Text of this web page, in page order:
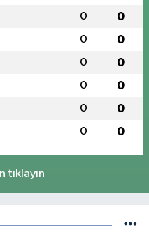
0 0
0 0
0 0
0 0
0 0
0 0
tıklayın